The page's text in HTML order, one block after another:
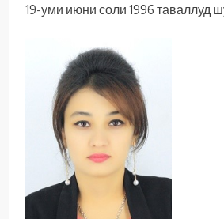
19-уми июни соли 1996 таваллуд